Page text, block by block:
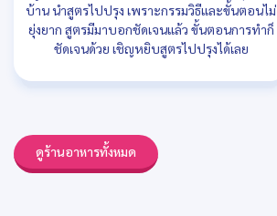
บ้าน นำสูตรไปปรุง เพราะกรรมวิธีและขั้นตอนไม่
ยุ่งยาก สูตรมีมาบอกชัดเจนแล้ว ขั้นตอนการทำก็
ชัดเจนด้วย เชิญหยิบสูตรไปปรุงได้เลย
ดูร้านอาหารทั้งหมด